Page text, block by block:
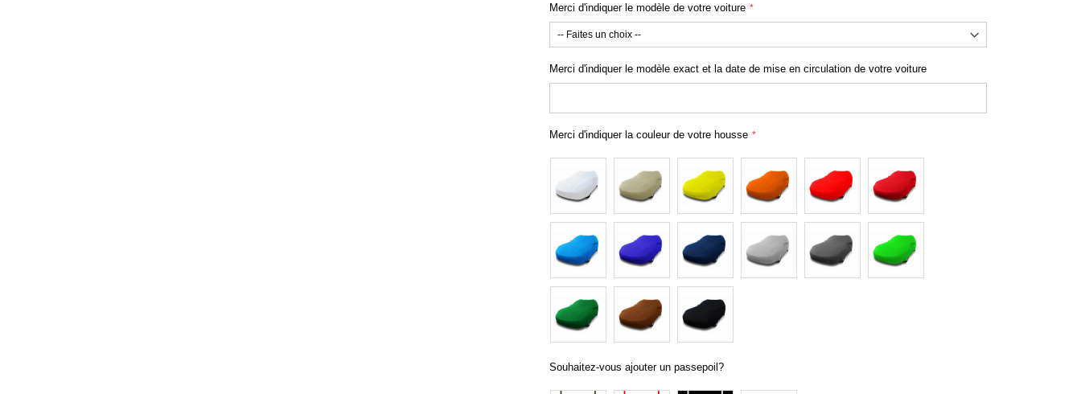
Merci d'indiquer le modèle de votre voiture
Merci d'indiquer le modèle exact et la date de mise en circulation de votre voiture
Merci d'indiquer la couleur de votre housse
Souhaitez-vous ajouter un passepoil?